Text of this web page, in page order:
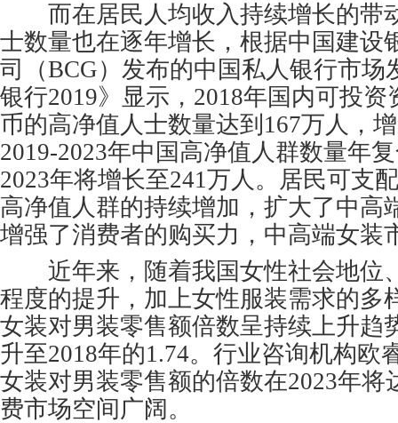
而在居民人均收入持续增长的带
士数量也在逐年增长，根据中国建设
司（BCG）发布的中国私人银行市场
银行2019》显示，2018年国内可投资
币的高净值人士数量达到167万人，
2019-2023年中国高净值人群数量年
2023年将增长至241万人。居民可支
高净值人群的持续增加，扩大了中高
增强了消费者的购买力，中高端女装
近年来，随着我国女性社会地位
程度的提升，加上女性服装需求的多
女装对男装零售额倍数呈持续上升趋
升至2018年的1.74。行业咨询机构欧
女装对男装零售额的倍数在2023年将
费市场空间广阔。